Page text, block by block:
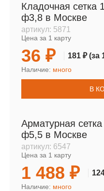
Кладочная сетка
ф3,8 в Москве
артикул: 5871
Цена за 1 карту
36 ₽ 181 ₽(за
Наличие: много
В
Арматурная
ф5,5 в Москве
артикул: 6547
Цена за 1 карту
1 488 ₽
Наличие: много